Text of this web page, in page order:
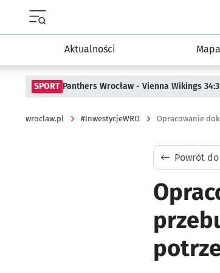
Aktualności Mapa
SPORT Panthers Wrocław - Vienna Wikings
wroclaw.pl #InwestycjeWRO
Powrót